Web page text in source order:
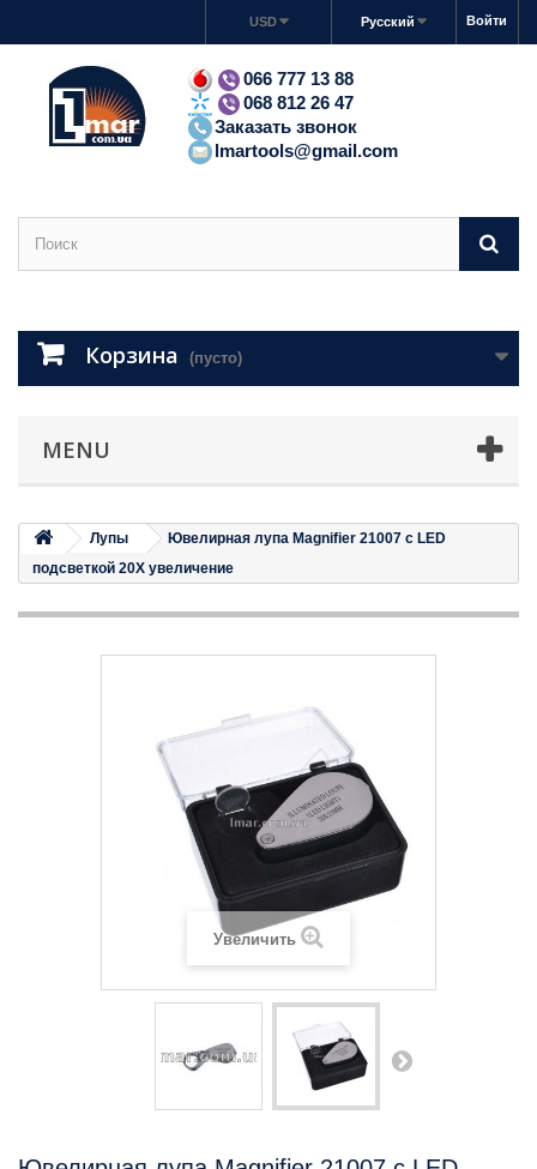
Войти
Русский
USD
066 777 13 88
068 812 26 47
Заказать звонок
lmartools@gmail.com
Корзина (пусто)
MENU
Лупы
Ювелирная лупа Magnifier 21007 с LED
подсветкой 20X увеличение
Увеличить